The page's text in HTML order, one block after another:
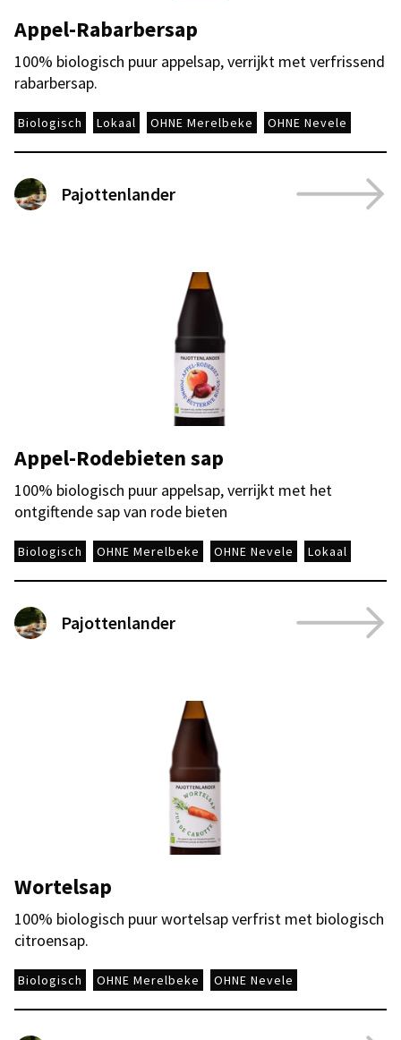
Appel-Rabarbersap
100% biologisch puur appelsap, verrijkt met verfrissend
rabarbersap.
Biologisch Lokaal OHNE Merelbeke OHNE Nevele
Pajottenlander
Appel-Rodebieten sap
100% biologisch puur appelsap, verrijkt met het
ontgiftende sap van rode bieten
Biologisch OHNE Merelbeke OHNE Nevele Lokaal
Pajottenlander
Wortelsap
100% biologisch puur wortelsap verfrist met biologisch
citroensap.
Biologisch OHNE Merelbeke OHNE Nevele